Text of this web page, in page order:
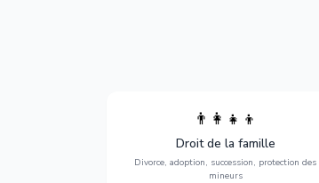
👨‍👩‍👧‍👦
Droit de la famille
Divorce, adoption, succession, protection des
mineurs
succession et protection des personnes
vulnérables.